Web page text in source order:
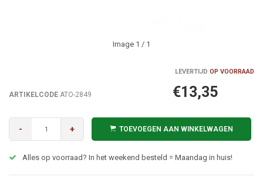
Image 1 / 1
LEVERTIJD OP VOORRAAD
ARTIKELCODE ATO-2849 €13,35
- + TOEVOEGEN AAN WINKELWAGEN
Alles op voorraad? In het weekend besteld = Maandag in huis!